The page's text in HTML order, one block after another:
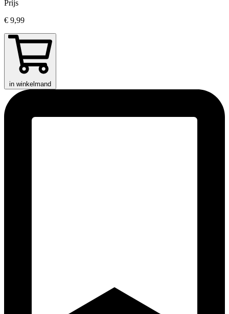
Prijs
€ 9,99
in winkelmand